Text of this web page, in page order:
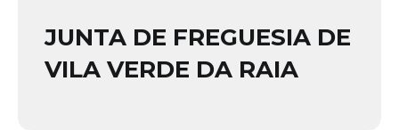
JUNTA DE FREGUESIA DE
VILA VERDE DA RAIA